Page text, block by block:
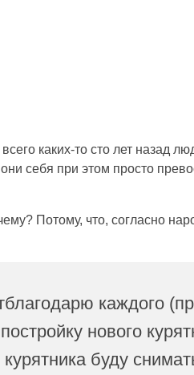
каких-то сто лет назад
себя при этом просто
Потому, что, согласно
каждого
нового
буду